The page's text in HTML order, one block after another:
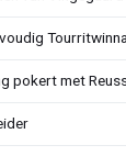
pokert met